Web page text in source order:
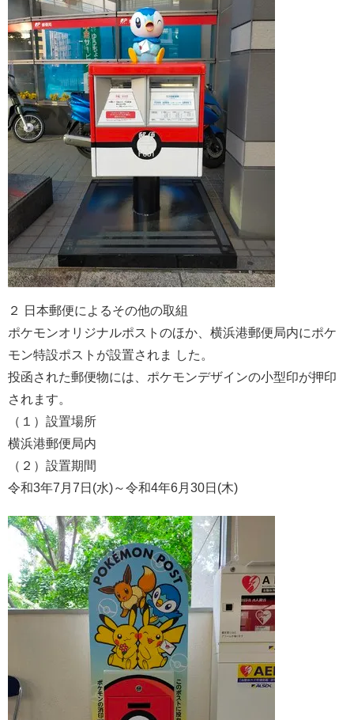
２ 日本郵便によるその他の取組
ポケモンオリジナルポストのほか、横浜港郵便局内にポケ
モン特設ポストが設置されま した。
投函された郵便物には、ポケモンデザインの小型印が押印
されます。
（１）設置場所
横浜港郵便局内
（２）設置期間
令和3年7月7日(水)～令和4年6月30日(木)